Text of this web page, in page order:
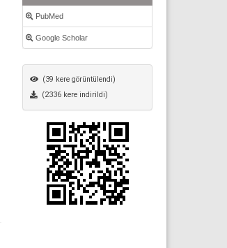
PubMed
Google Scholar
(39 kere görüntülendi)
(2336 kere indirildi)